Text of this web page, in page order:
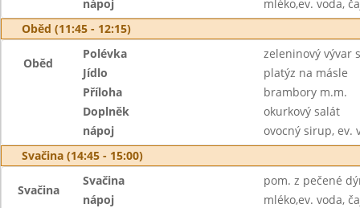
nápoj
mléko,ev. voda,
Oběd (11:45 - 12:15)
Oběd
Polévka
zeleninový vývar
Jídlo
platýz na másle
Příloha
brambory m.m.
Doplněk
okurkový salát
nápoj
ovocný sirup, ev.
Svačina (14:45 - 15:00)
Svačina
Svačina
pom. z pečené
nápoj
mléko,ev. voda,